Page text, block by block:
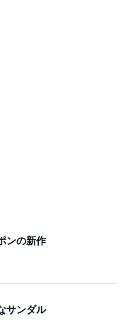
ンの新作
サンダル